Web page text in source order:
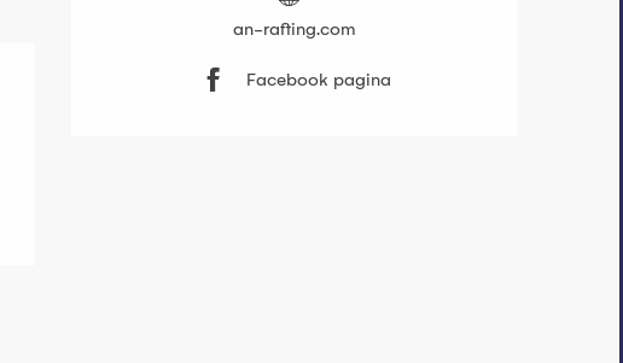
an-rafting.com
Facebook pagina